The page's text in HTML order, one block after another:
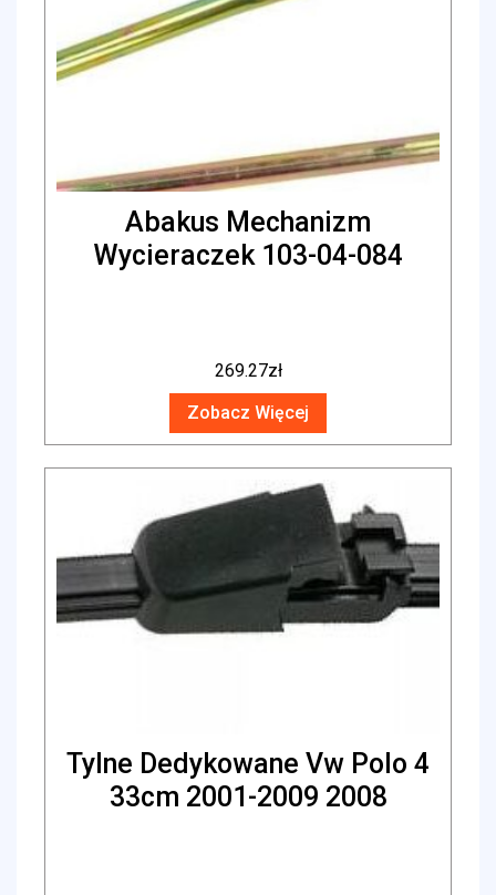
Abakus Mechanizm
Wycieraczek 103-04-084
269.27zł
Zobacz Więcej
Tylne Dedykowane Vw Polo 4
33cm 2001-2009 2008